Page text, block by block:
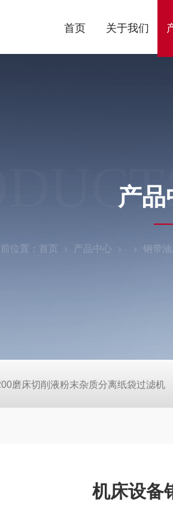
首页 关于我们
产品
位置： 首页 产品中心 钢带
磨床切削液粉末杂质分离纸袋过滤机
机床设备